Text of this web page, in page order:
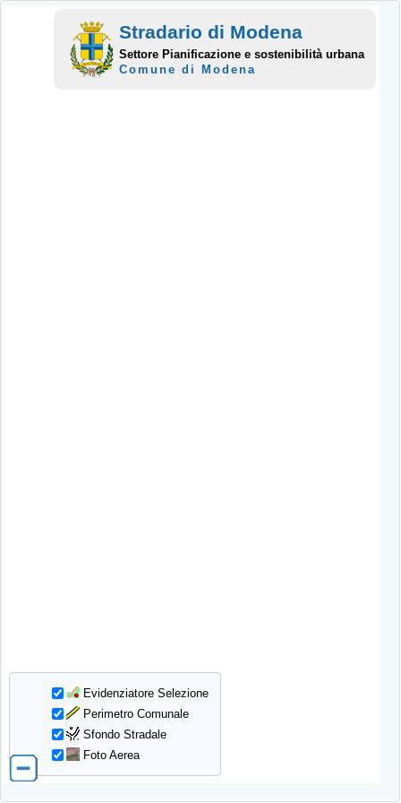
Evidenziatore Selezione
Perimetro Comunale
Sfondo Stradale
Foto Aerea
Stradario di Modena
Settore Pianificazione e sostenibilità urbana
Comune di Modena